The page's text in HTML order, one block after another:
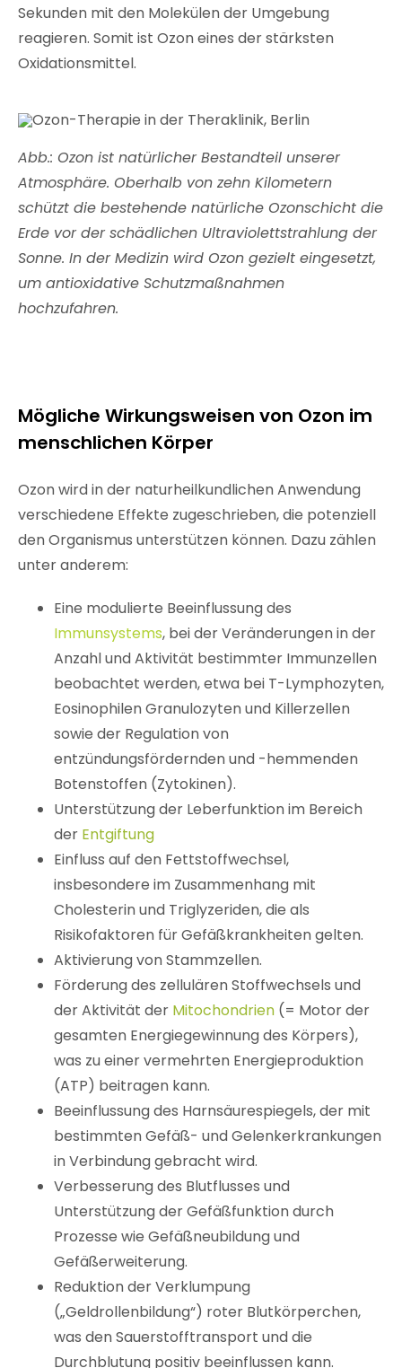
Sekunden mit den Molekülen der Umgebung
reagieren. Somit ist Ozon eines der stärksten
Oxidationsmittel.
Abb.: Ozon ist natürlicher Bestandteil unserer
Atmosphäre. Oberhalb von zehn Kilometern
schützt die bestehende natürliche Ozonschicht die
Erde vor der schädlichen Ultraviolettstrahlung der
Sonne. In der Medizin wird Ozon gezielt eingesetzt,
um antioxidative Schutzmaßnahmen
hochzufahren.
Mögliche Wirkungsweisen von Ozon im
menschlichen Körper
Ozon wird in der naturheilkundlichen Anwendung
verschiedene Effekte zugeschrieben, die potenziell
den Organismus unterstützen können. Dazu zählen
unter anderem:
Eine modulierte Beeinflussung des
Immunsystems, bei der Veränderungen in der
Anzahl und Aktivität bestimmter Immunzellen
beobachtet werden, etwa bei T-Lymphozyten,
Eosinophilen Granulozyten und Killerzellen
sowie der Regulation von
entzündungsfördernden und -hemmenden
Botenstoffen (Zytokinen).
Unterstützung der Leberfunktion im Bereich
der Entgiftung
Einfluss auf den Fettstoffwechsel,
insbesondere im Zusammenhang mit
Cholesterin und Triglyzeriden, die als
Risikofaktoren für Gefäßkrankheiten gelten.
Aktivierung von Stammzellen.
Förderung des zellulären Stoffwechsels und
der Aktivität der Mitochondrien(= Motor der
gesamten Energiegewinnung des Körpers),
was zu einer vermehrten Energieproduktion
(ATP) beitragen kann.
Beeinflussung des Harnsäurespiegels, der mit
bestimmten Gefäß- und Gelenkerkrankungen
in Verbindung gebracht wird.
Verbesserung des Blutflusses und
Unterstützung der Gefäßfunktion durch
Prozesse wie Gefäßneubildung und
Gefäßerweiterung.
Reduktion der Verklumpung
(„Geldrollenbildung“) roter Blutkörperchen,
was den Sauerstofftransport und die
Durchblutung positiv beeinflussen kann.